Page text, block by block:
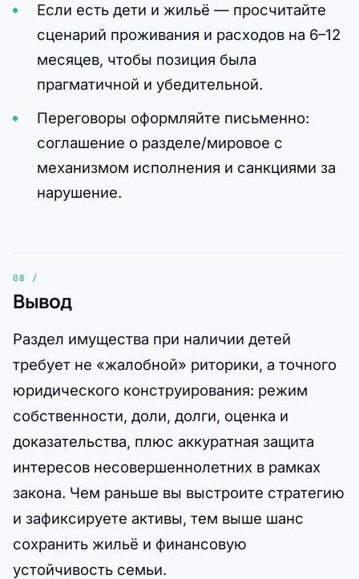
Если есть дети и жильё — просчитайте
сценарий проживания и расходов на 6–12
месяцев, чтобы позиция была
прагматичной и убедительной.
Переговоры оформляйте письменно:
соглашение о разделе/мировое с
механизмом исполнения и санкциями за
нарушение.
Вывод
Раздел имущества при наличии детей
требует не «жалобной» риторики, а точного
юридического конструирования: режим
собственности, доли, долги, оценка и
доказательства, плюс аккуратная защита
интересов несовершеннолетних в рамках
закона. Чем раньше вы выстроите стратегию
и зафиксируете активы, тем выше шанс
сохранить жильё и финансовую
устойчивость семьи.